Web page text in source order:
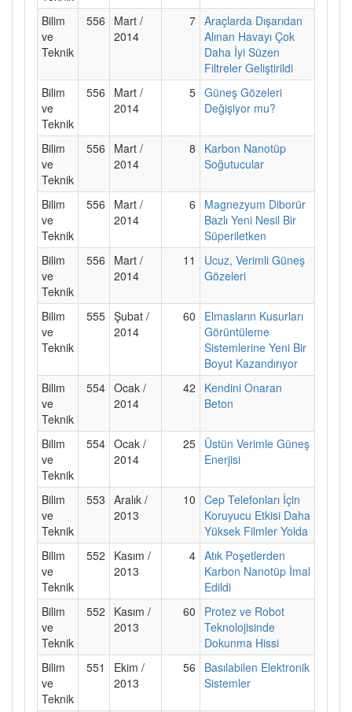
Bilim
ve
Teknik
556
Mart /
2014
7 Araçlarda Dışarıdan
Alınan Havayı Çok
Daha İyi Süzen
Filtreler Geliştirildi
Bilim
ve
Teknik
556
Mart /
2014
5 Güneş Gözeleri
Değişiyor mu?
Bilim
ve
Teknik
556
Mart /
2014
8
Karbon Nanotüp
Soğutucular
Bilim
ve
Teknik
556
Mart /
2014
6
Magnezyum Diborür
Bazlı Yeni Nesil Bir
Süperiletken
Bilim
ve
Teknik
556
Mart /
2014
11
Ucuz, Verimli Güneş
Gözeleri
Bilim
ve
Teknik
555 Şubat /
2014
60
Elmasların Kusurları
Görüntüleme
Sistemlerine Yeni Bir
Boyut Kazandırıyor
Bilim
ve
Teknik
554 Ocak /
2014
42
Kendini Onaran
Beton
Bilim
ve
Teknik
554 Ocak /
2014
25 Üstün Verimle Güneş
Enerjisi
Bilim
ve
Teknik
553 Aralık /
2013
10 Cep Telefonları İçin
Koruyucu Etkisi Daha
Yüksek Filmler Yolda
Bilim
ve
Teknik
552
Kasım /
2013
4 Atık Poşetlerden
Karbon Nanotüp İmal
Edildi
Bilim
ve
Teknik
552
Kasım /
2013
60
Protez ve Robot
Teknolojisinde
Dokunma Hissi
Bilim
ve
Teknik
551
Ekim /
2013
56
Basılabilen Elektronik
Sistemler